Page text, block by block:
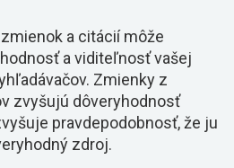
a citácií môže
a viditeľnosť vašej
Zmienky z
zvyšujú dôveryhodnosť
pravdepodobnosť, že ju
zdroj.